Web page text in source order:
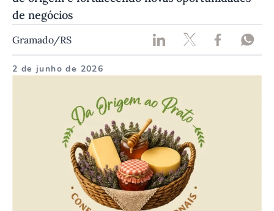
de negócios
Gramado/RS
2 de junho de 2026